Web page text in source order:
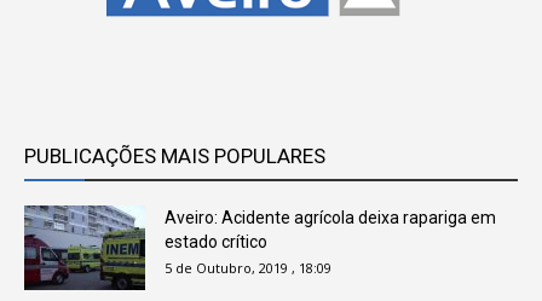
PUBLICAÇÕES MAIS POPULARES
Aveiro: Acidente agrícola deixa rapariga em
estado crítico
5 de Outubro, 2019 , 18:09